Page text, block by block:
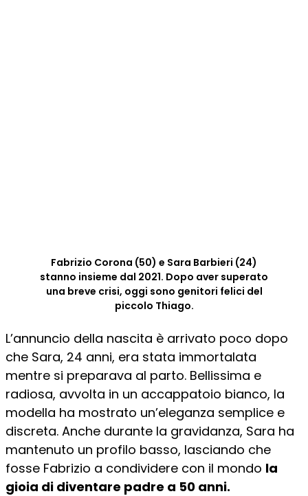
Fabrizio Corona (50) e Sara Barbieri (24)
stanno insieme dal 2021. Dopo aver superato
una breve crisi, oggi sono genitori felici del
piccolo Thiago.
L’annuncio della nascita è arrivato poco dopo
che Sara, 24 anni, era stata immortalata
mentre si preparava al parto. Bellissima e
radiosa, avvolta in un accappatoio bianco, la
modella ha mostrato un’eleganza semplice e
discreta. Anche durante la gravidanza, Sara ha
mantenuto un profilo basso, lasciando che
fosse Fabrizio a condividere con il mondo la
gioia di diventare padre a 50 anni.